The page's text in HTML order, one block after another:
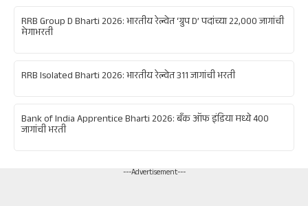
RRB Group D Bharti 2026: भारतीय रेल्वेत ‘ग्रुप D’ पदांच्या 22,000 जागांची
मेगाभरती
RRB Isolated Bharti 2026: भारतीय रेल्वेत 311 जागांची भरती
Bank of India Apprentice Bharti 2026: बँक ऑफ इंडिया मध्ये 400
जागांची भरती
---Advertisement---